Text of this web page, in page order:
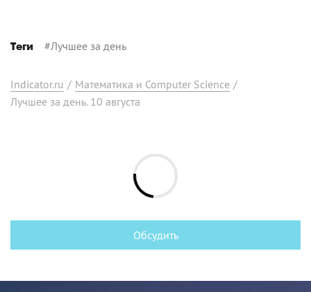
Теги #Лучшее за день
Indicator.ru / Математика и Computer Science /
Лучшее за день. 10 августа
Обсудить